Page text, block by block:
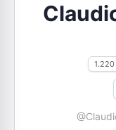
1.220